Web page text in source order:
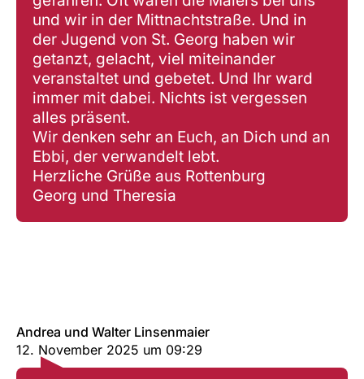
und wir in der Mittnachtstraße. Und in
der Jugend von St. Georg haben wir
getanzt, gelacht, viel miteinander
veranstaltet und gebetet. Und Ihr ward
immer mit dabei. Nichts ist vergessen
alles präsent.
Wir denken sehr an Euch, an Dich und an
Ebbi, der verwandelt lebt.
Herzliche Grüße aus Rottenburg
Georg und Theresia
Andrea und Walter Linsenmaier
12. November 2025 um 09:29